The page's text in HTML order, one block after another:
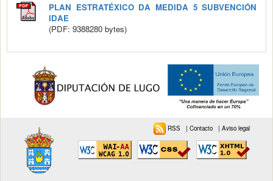
PLAN ESTRATÉXICO DA MEDIDA 5 SUBVENCIÓN
IDAE
(PDF: 9388280 bytes)
RSS |Contacto |Aviso legal